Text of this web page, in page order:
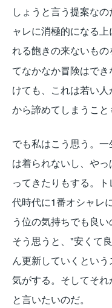
しょうと言う提案な
ャレに消極的になる
れる飽きの来ないもの
てなかなか冒険はで
けても、これは若い
から諦めてしまうこと
でも私はこう思う。
は着られないし、や
ってきたりもする。
代時代に1番オシャレ
う位の気持ちでも良い
そう思うと、"安くて
ん更新していくとい
気がする。そしてそ
と言いたいのだ。